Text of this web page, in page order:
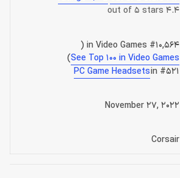
4.4 out of 5 stars
#10,564 in Video Games (
See Top 100 in Video Games
)
#521 in
PC Game Headsets
November 27, 2022
Corsair